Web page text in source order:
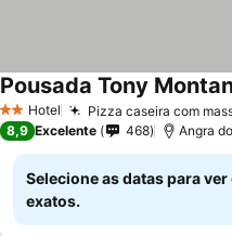
2 Estrelas
Hotel Pizza caseira com
Pousada Tony
8,9 Excelente 468 Angra
Selecione as datas para
exatos.